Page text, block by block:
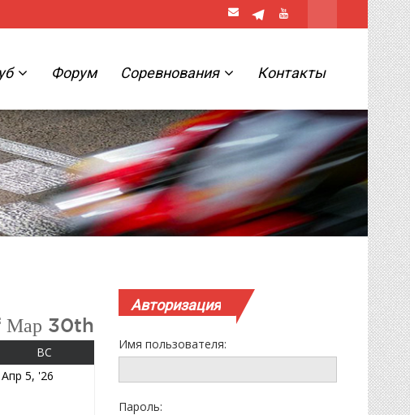
Форум Соревнования Контакты
Мар 30th
ВС ВОСКРЕСЕНЬЕ
Апр 5, '26
Авторизация
Имя пользователя:
Пароль: